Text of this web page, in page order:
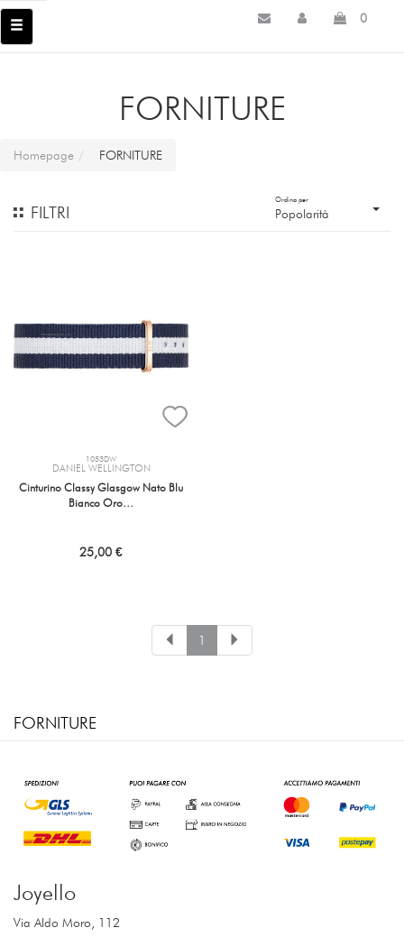
0
FORNITURE
Homepage FORNITURE
FILTRI
Ordina per
Popolarità
1053DW
DANIEL WELLINGTON
Cinturino Classy Glasgow Nato Blu
Bianco Oro…
25,00 €
1
FORNITURE
Joyello
Via Aldo Moro, 112